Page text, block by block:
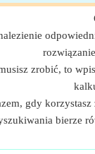
zrobić, to
gdy
bierze